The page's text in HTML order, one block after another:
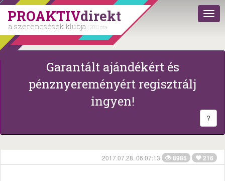
PROAKTIVdirekt
a szerencsések klubja | 2011 óta
Garantált ajándékért és
pénznyereményért regisztrálj
ingyen!
?
2017.07.28. 06:07:13 8985 216